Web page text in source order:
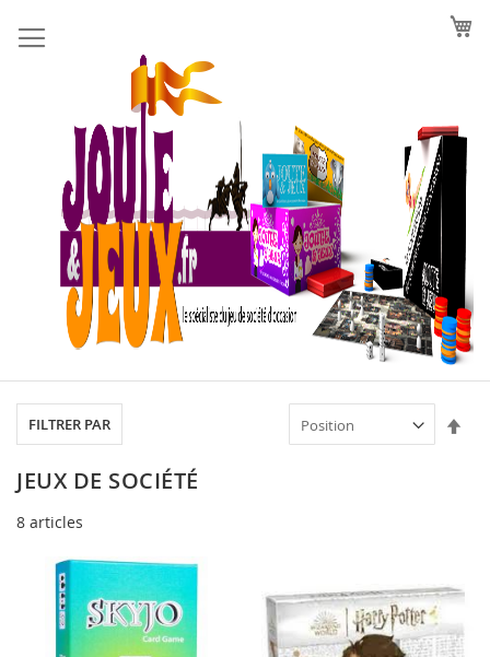
au
contenu
JEUX DE SOCIÉTÉ
8 articles
FILTRER PAR